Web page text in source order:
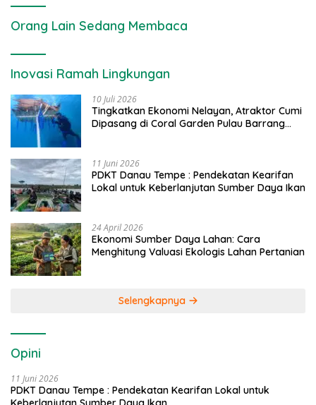
Orang Lain Sedang Membaca
Inovasi Ramah Lingkungan
10 Juli 2026
Tingkatkan Ekonomi Nelayan, Atraktor Cumi
Dipasang di Coral Garden Pulau Barrang
11 Juni 2026
PDKT Danau Tempe : Pendekatan Kearifan
Lokal untuk Keberlanjutan Sumber Daya Ikan
24 April 2026
Ekonomi Sumber Daya Lahan: Cara
Menghitung Valuasi Ekologis Lahan Pertanian
Selengkapnya
Opini
11 Juni 2026
PDKT Danau Tempe : Pendekatan Kearifan Lokal untuk